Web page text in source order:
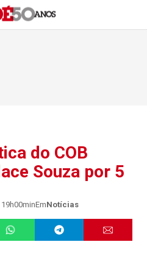
do COB
Souza por 5
EmNotícias